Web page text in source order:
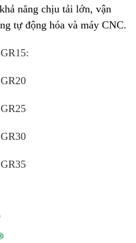
năng chịu tải lớn, vận
tự động hóa và máy CNC.